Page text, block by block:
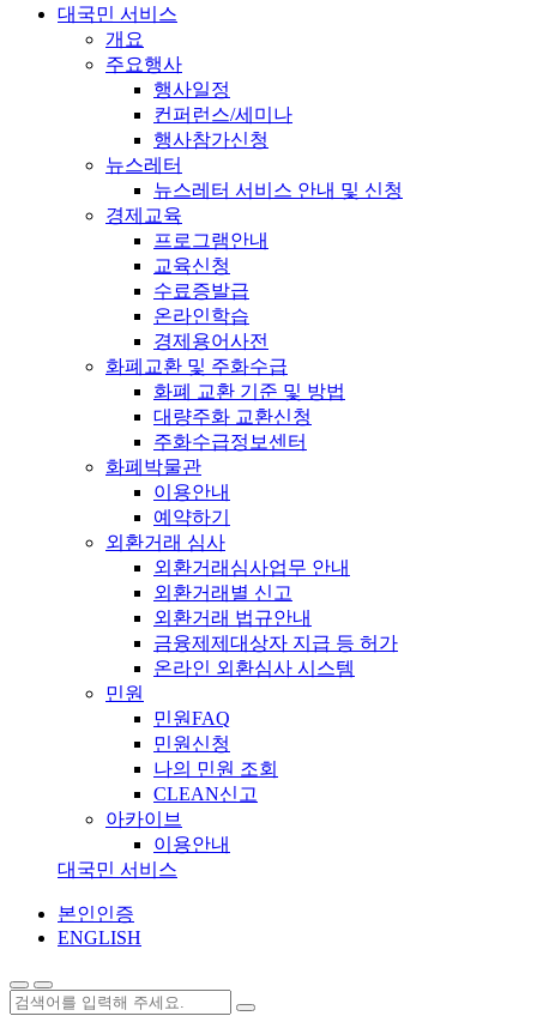
대국민 서비스
개요
주요행사
행사일정
컨퍼런스/세미나
행사참가신청
뉴스레터
뉴스레터 서비스 안내 및 신청
경제교육
프로그램안내
교육신청
수료증발급
온라인학습
경제용어사전
화폐교환 및 주화수급
화폐 교환 기준 및 방법
대량주화 교환신청
주화수급정보센터
화폐박물관
이용안내
예약하기
외환거래 심사
외환거래심사업무 안내
외환거래별 신고
외환거래 법규안내
금융제제대상자 지급 등 허가
온라인 외환심사 시스템
민원
민원FAQ
민원신청
나의 민원 조회
CLEAN신고
아카이브
이용안내
대국민 서비스
본인인증
ENGLISH